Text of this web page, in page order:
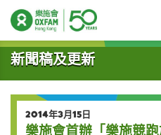
開始主要內容
新聞稿及更新
2014年3月15日
樂施會首辦「樂施競